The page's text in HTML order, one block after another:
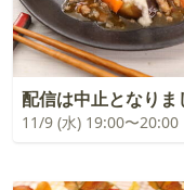
配信は中止となりま
11/9 (水) 19:00〜20:00